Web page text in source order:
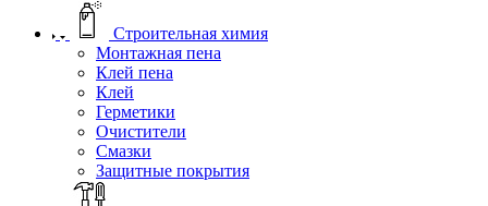
Строительная химия
Монтажная пена
Клей пена
Клей
Герметики
Очистители
Смазки
Защитные покрытия